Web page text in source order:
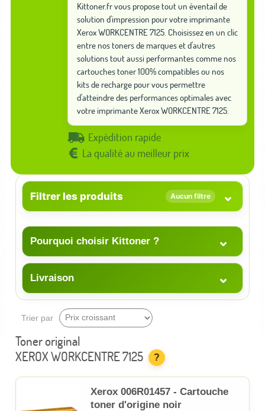
Kittoner.fr vous propose tout un éventail de
solution d'impression pour votre imprimante
Xerox WORKCENTRE 7125. Choisissez en un clic
entre nos toners de marques et d'autres
solutions tout aussi performantes comme nos
cartouches toner 100% compatibles ou nos
kits de recharge pour vous permettre
d'atteindre des performances optimales avec
votre imprimante Xerox WORKCENTRE 7125.
Expédition rapide
La qualité au meilleur prix
Filtrer les produits Aucun filtre ⌄
Pourquoi choisir Kittoner ? ⌄
Livraison ⌄
Trier par
Toner original
XEROX WORKCENTRE 7125
?
Xerox 006R01457 - Cartouche
toner d'origine noir